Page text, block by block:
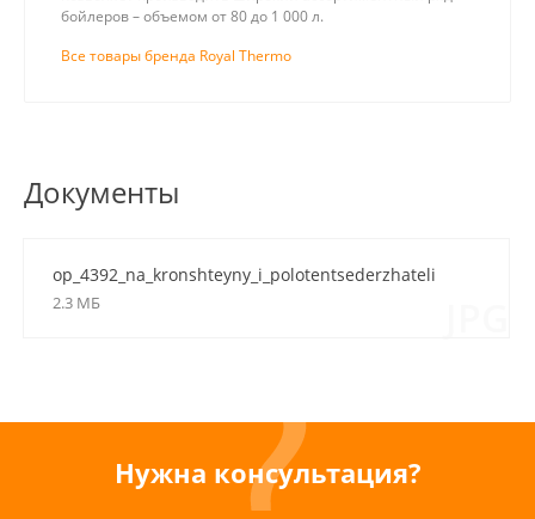
бойлеров – объемом от 80 до 1 000 л.
Все товары бренда Royal Thermo
Документы
op_4392_na_kronshteyny_i_polotentsederzhateli
2.3 МБ
Нужна консультация?